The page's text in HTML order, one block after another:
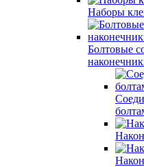
Наборы
Болтовые